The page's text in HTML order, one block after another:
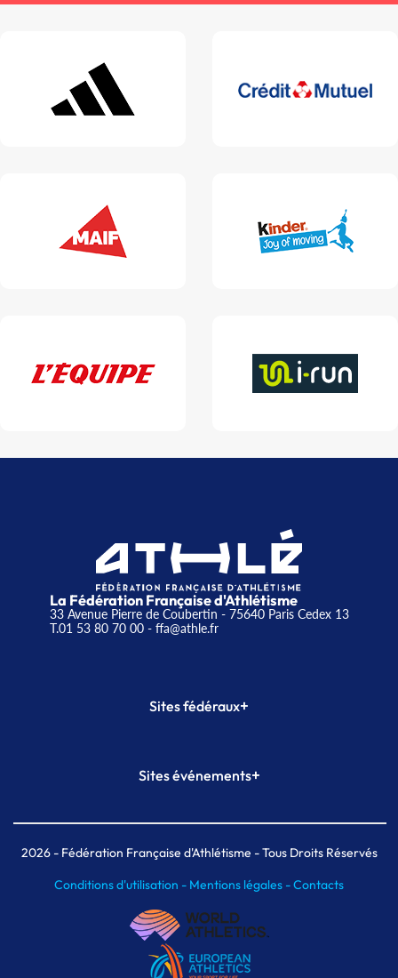
La Fédération Française d'Athlétisme
33 Avenue Pierre de Coubertin - 75640 Paris Cedex 13
T.01 53 80 70 00- ffa@athle.fr
Sites fédéraux+
Plateforme Formation
Sites événements+
Meeting de Paris indoor
MAIF Ekiden de Paris
2026- Fédération Française d'Athlétisme - Tous Droits Réservés
Conditions d'utilisation - Mentions légales -Contacts